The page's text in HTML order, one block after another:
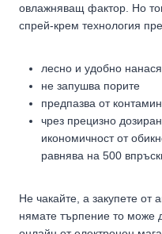
овлажняващ фактор. Но
спрей-крем технология
лесно и удобно
не запушва порите
предпазва от
чрез прецизно
икономичност от
равнява на 500
Не чакайте, а закупете от
нямате търпение то може